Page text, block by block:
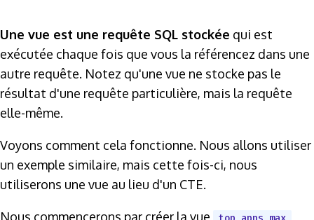
Une vue est une requête SQL stockée qui est
exécutée chaque fois que vous la référencez dans une
autre requête. Notez qu'une vue ne stocke pas le
résultat d'une requête particulière, mais la requête
elle-même.
Voyons comment cela fonctionne. Nous allons utiliser
un exemple similaire, mais cette fois-ci, nous
utiliserons une vue au lieu d'un CTE.
Nous commencerons par créer la vue